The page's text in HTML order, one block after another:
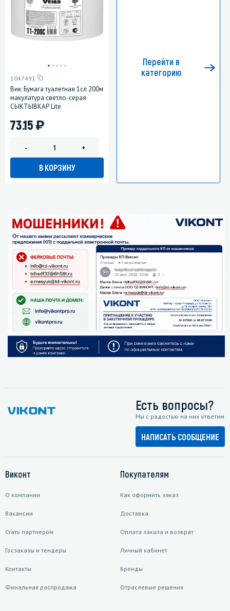
1047491
Вик: Бумага туалетная 1сл 200м
макулатура светло-серая
СЫКТЫВКАР Lite
73.15)
- +
В КОРЗИНУ
Перейти в
категорию
Есть вопросы?
Мы с радостью на них ответим
НАПИСАТЬ СООБЩЕНИЕ
Виконт
О компании
Вакансии
Стать партнером
Госзаказы и тендеры
Контакты
Финальная распродажа
Покупателям
Как оформить заказ
Доставка
Оплата заказа и возврат
Личный кабинет
Бренды
Отраслевые решения